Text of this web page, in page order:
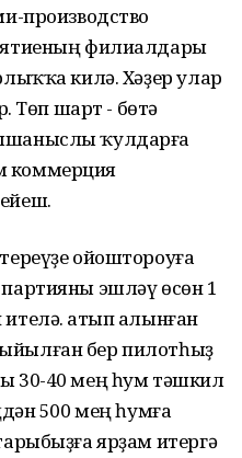
производство
филиалдары
килә. Хәҙер улар
Төп шарт - бөтә
ҡулдарға
коммерция
ойоштороуға
эшләү өсөн 1
Һатып алынған
бер пилотһыҙ
30-40 мең һум тәшкил
500 мең һумға
ярҙам итергә